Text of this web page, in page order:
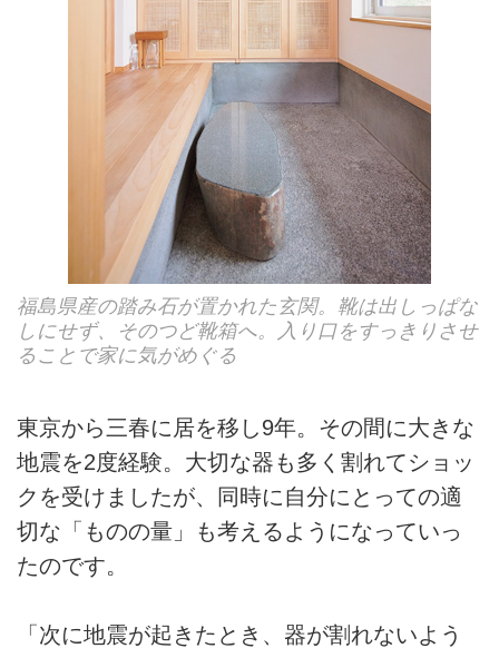
福島県産の踏み石が置かれた玄関。靴は出しっぱな
しにせず、そのつど靴箱へ。入り口をすっきりさせ
ることで家に気がめぐる
東京から三春に居を移し9年。その間に大きな
地震を2度経験。大切な器も多く割れてショッ
クを受けましたが、同時に自分にとっての適
切な「ものの量」も考えるようになっていっ
たのです。
「次に地震が起きたとき、器が割れないよう